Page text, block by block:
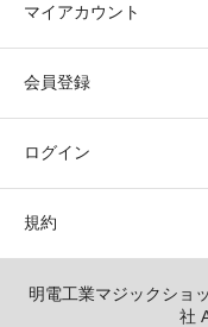
マイアカウント
会員登録
ログイン
規約
明電工業マジックショ
社